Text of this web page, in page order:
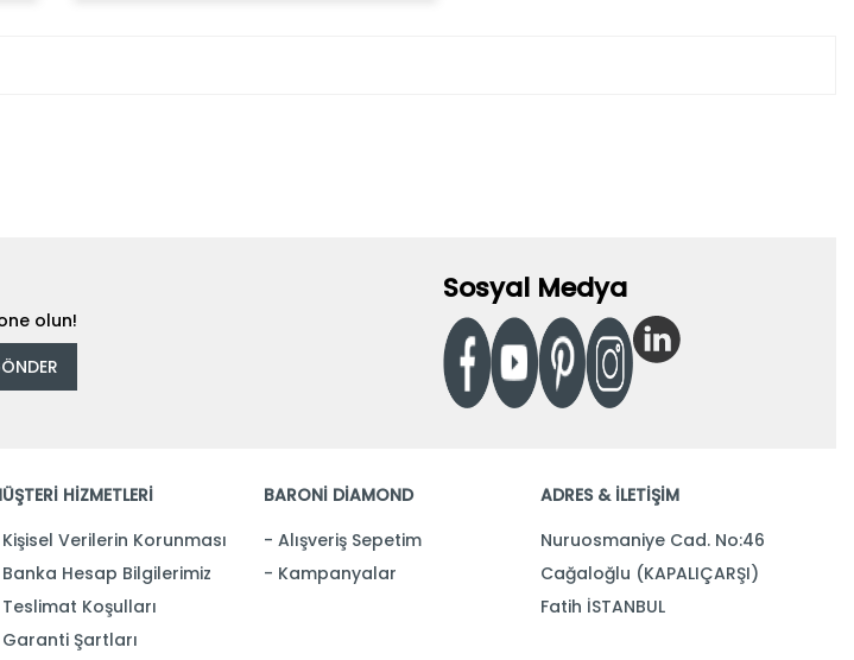
olun!
Sosyal Medya
HİZMETLERİ
Kişisel Verilerin Korunması
Banka Hesap Bilgilerimiz
Teslimat Koşulları
Garanti Şartları
BARONİ DİAMOND
Alışveriş Sepetim
Kampanyalar
ADRES & İLETİŞİM
Nuruosmaniye Cad. No:46
Cağaloğlu (KAPALIÇARŞI)
Fatih İSTANBUL